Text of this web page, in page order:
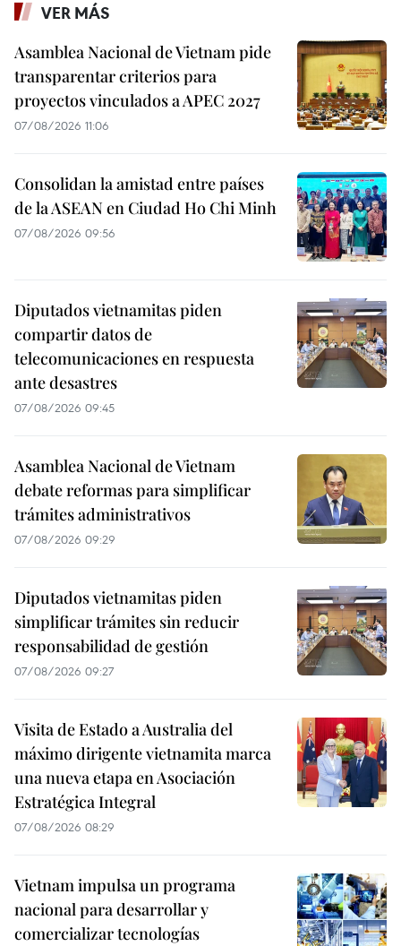
VER MÁS
Asamblea Nacional de Vietnam pide
transparentar criterios para
proyectos vinculados a APEC 2027
07/08/2026 11:06
Consolidan la amistad entre países
de la ASEAN en Ciudad Ho Chi Minh
07/08/2026 09:56
Diputados vietnamitas piden
compartir datos de
telecomunicaciones en respuesta
ante desastres
07/08/2026 09:45
Asamblea Nacional de Vietnam
debate reformas para simplificar
trámites administrativos
07/08/2026 09:29
Diputados vietnamitas piden
simplificar trámites sin reducir
responsabilidad de gestión
07/08/2026 09:27
Visita de Estado a Australia del
máximo dirigente vietnamita marca
una nueva etapa en Asociación
Estratégica Integral
07/08/2026 08:29
Vietnam impulsa un programa
nacional para desarrollar y
comercializar tecnologías